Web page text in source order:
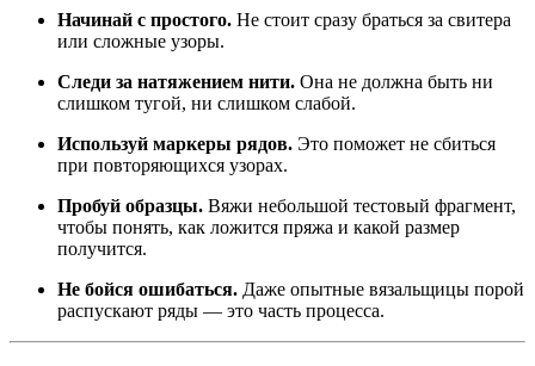
Начинай с простого. Не стоит сразу браться за свитера
или сложные узоры.
Следи за натяжением нити. Она не должна быть ни
слишком тугой, ни слишком слабой.
Используй маркеры рядов. Это поможет не сбиться
при повторяющихся узорах.
Пробуй образцы. Вяжи небольшой тестовый фрагмент,
чтобы понять, как ложится пряжа и какой размер
получится.
Не бойся ошибаться. Даже опытные вязальщицы порой
распускают ряды — это часть процесса.